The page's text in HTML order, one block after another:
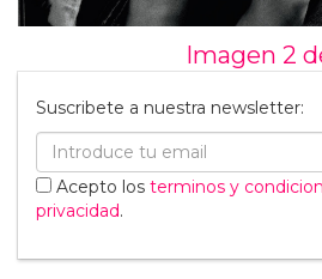
Imagen 2
Suscribete a nuestra newsletter:
Acepto los terminos y
privacidad.